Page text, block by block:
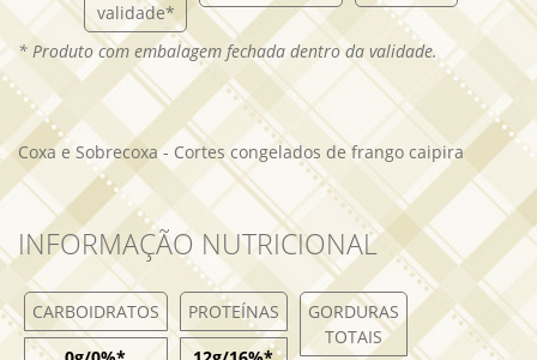
validade*
* Produto com embalagem fechada dentro da validade.
Coxa e Sobrecoxa - Cortes congelados de frango caipira
INFORMAÇÃO NUTRICIONAL
CARBOIDRATOS
PROTEÍNAS
GORDURAS
TOTAIS